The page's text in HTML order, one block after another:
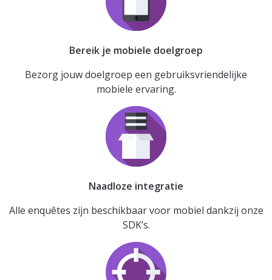
Bereik je mobiele doelgroep
Bezorg jouw doelgroep een gebruiksvriendelijke
mobiele ervaring.
Naadloze integratie
Alle enquêtes zijn beschikbaar voor mobiel dankzij onze
SDK’s.